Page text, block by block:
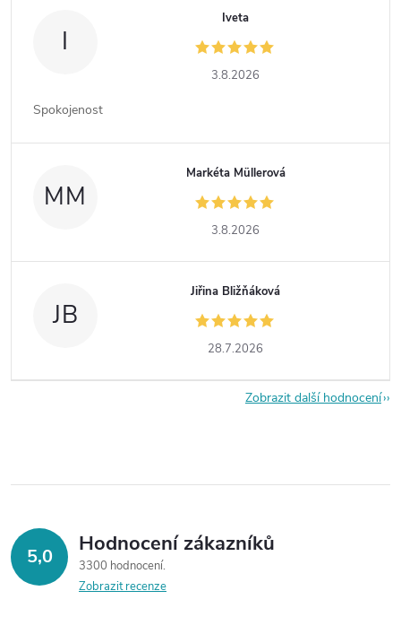
I
Iveta
3.8.2026
Spokojenost
MM
Markéta Müllerová
3.8.2026
JB
Jiřina Bližňáková
28.7.2026
Zobrazit další hodnocení
5,0 Hodnocení zákazníků
3300 hodnocení
Zobrazit recenze